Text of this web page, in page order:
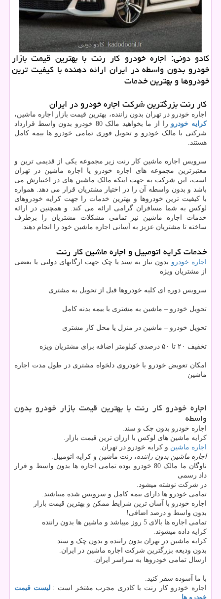
كادو دونی: اجاره خودرو كار رنت با بهترین قیمت بازار
خودرو بدون واسطه در ایران ارائه دهنده با كیفیت ترین
خودروها و بهترین خدمات
کار رنت بزرگترین شرکت اجاره خودرو در ایران
اجاره خودرو در تهران بدون راننده، بهترین قیمت بازار اجاره ماشین،
کرایه خودرو
را از ما بخواهید مالک 80 خودرو بدون واسط قرارداد
شرکتی با مالک خودرو و تحویل فوری تمامی خودرو ها بیمه کامل
هستند.
سرویس اجاره ماشین کار رنت زیر مجموعه یکی از قدیمی ترین و
معتبرترین مجموعه های اجاره خودرو یا اجاره ماشین در تهران
است، این شرکت به جهت اینکه مالک ماشین های در اختیارش می
باشد و بدون واسطه آن را در اختیار مشتریان قرار می دهد. همواره
با کیفیت ترین خودروها و بهترین خدمات را جهت کرایه خودروهای
لوکس به شما مسافران گرامی ارائه می کند. و همچنین در ارائه
خدمات اجاره ماشین نیز تمامی مشکلات مشتریان را برطرف
ساخته تا مشتریان عزیز به آسانی اجاره ماشین خود را انجام دهند.
خدمات کرایه اتومبیل و اجاره ماشین کار رنت
اجاره خودرو بدون نیاز به سند یا چک جهت ارگانهای دولتی یا بعضی
از مشتریان ویژه
سرویس دوره ای کلیه خودروها قبل از تحویل به مشتری
تحویل خودرو – ماشین به مشتری با بیمه بدنه کامل
تحویل خودرو – ماشین در منزل یا محل کار مشتری
تخفیف ۲۰ تا ۵۰ درصدی کیلومتر اضافه برای مشتریان ویژه
امکان تعویض خودرو با خودروی دلخواه مشتری در طول مدت اجاره
ماشین
اجاره خودرو کار رنت با بهترین قیمت بازار خودرو بدون
واسطه
اجاره خودرو بدون چک و سند.
کرایه ماشین های لوکس با ارزان ترین قیمت بازار.
اجاره ماشین و کرایه خودرو در تهران.
اجاره ماشین بدون راننده، رنت ماشین و کرایه اتومبیل.
ناوگان ما مالک 80 خودرو بوده تمامی اجاره ها بدون واسط و قرار
داد رسمی
در شرکت نوشته میشود.
تمامی خودرو ها دارای بیمه کامل و سرویس شده میباشند.
اجاره خودرو با آسان ترین شرایط ممکن و بهترین قیمت بازار
بدون واسط و درصد اضافی!
تمامی اجاره ها بالای 5 روز میباشد و ماشین ها بدون راننده
کرایه داده میشوند.
کرایه ماشین در تهران بدون راننده و بدون چک و سند
بدون ودیعه بزرگترین شرکت اجاره ماشین در ایران.
ارسال تمامی خودروها به سراسر ایران.
با ما آسوده سفر کنید.
اجاره خودرو کار رنت با کادری مجرب مفتخر است :لیست قیمت
خودرو ها